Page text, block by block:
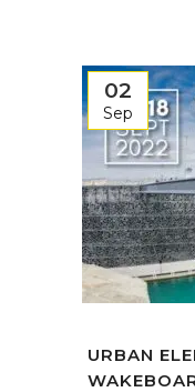
02
Sep
URBAN